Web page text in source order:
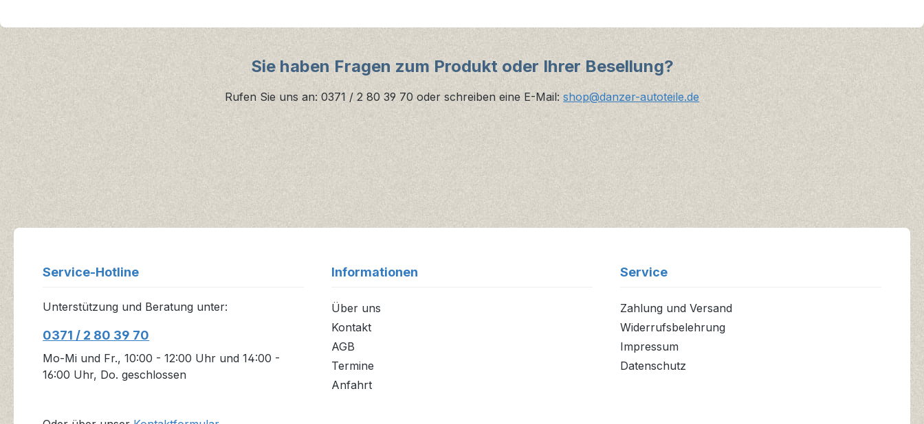
Sie haben Fragen zum Produkt oder Ihrer Besellung?
Rufen Sie uns an: 0371 / 2 80 39 70 oder schreiben eine E-Mail: shop@danzer-autoteile.de
Service-Hotline
Unterstützung und Beratung unter:
0371 / 2 80 39 70
Mo-Mi und Fr., 10:00 - 12:00 Uhr und 14:00 -
16:00 Uhr, Do. geschlossen
Informationen
Über uns
Kontakt
AGB
Termine
Anfahrt
Service
Zahlung und Versand
Widerrufsbelehrung
Impressum
Datenschutz